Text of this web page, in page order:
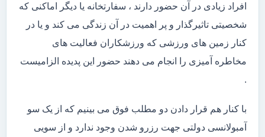
افراد زیادی در آن حضور دارند ، سفارتخانه یا دیگر اماکنی که
شخصیتی تاثیرگذار و پر اهمیت در آن زندگی می کند و یا در
کنار زمین های ورزشی که ورزشکاران فعالیت های
مخاطره آمیزی را انجام می دهند حضور این پدیده الزامیست
.
با کنار هم قرار دادن دو مطلب فوق می بینیم که از یک سو
آمبولانسی دولتی جهت رزرو شدن وجود ندارد و از سویی